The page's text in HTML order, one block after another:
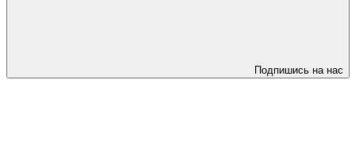
Подпишись на нас